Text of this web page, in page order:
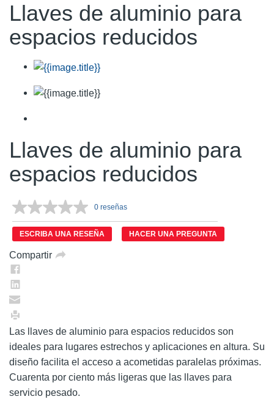
Llaves de aluminio para
espacios reducidos
Llaves de aluminio para
espacios reducidos
Sin
puntuación.
Enlace
en
0 reseñas
ESCRIBA UNA RESEÑA HACER UNA PREGUNTA
Compartir
Las llaves de aluminio para espacios reducidos son
ideales para lugares estrechos y aplicaciones en altura. Su
diseño facilita el acceso a acometidas paralelas próximas.
Cuarenta por ciento más ligeras que las llaves para
servicio pesado.